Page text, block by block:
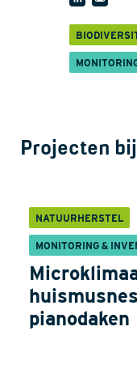
Projecten
NATUURHERSTEL
MONITORING &
pianodaken